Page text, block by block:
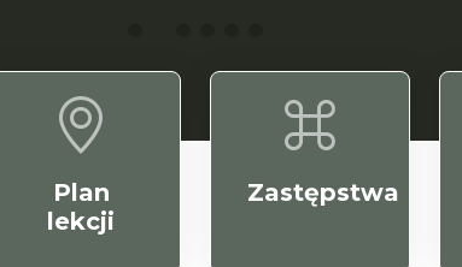
Plan
lekcji
Zastępstwa